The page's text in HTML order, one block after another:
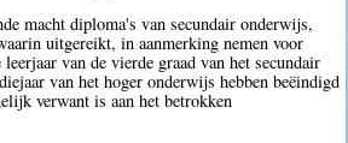
macht diploma's van secundair onderwijs,
uitgereikt, in aanmerking nemen voor
leerjaar van de vierde graad van het secundair
van het hoger onderwijs hebben beëindigd
verwant is aan het betrokken